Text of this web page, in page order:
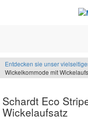
Entdecken sie unser
Wickelkommode mit
Schardt Eco
Wickelaufsatz